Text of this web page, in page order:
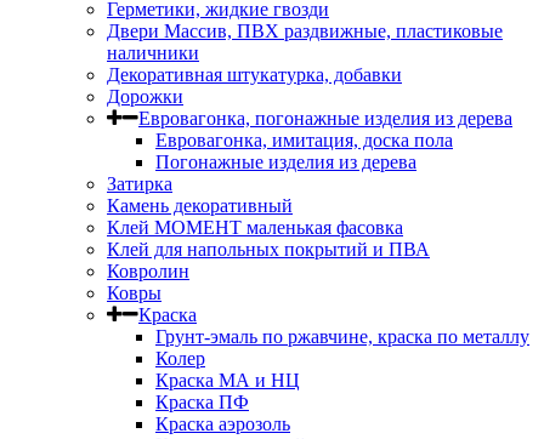
Герметики, жидкие гвозди
Двери Массив, ПВХ раздвижные, пластиковые
наличники
Декоративная штукатурка, добавки
Дорожки
Евровагонка, погонажные изделия из дерева
Евровагонка, имитация, доска пола
Погонажные изделия из дерева
Затирка
Камень декоративный
Клей МОМЕНТ маленькая фасовка
Клей для напольных покрытий и ПВА
Ковролин
Ковры
Краска
Грунт-эмаль по ржавчине, краска по металлу
Колер
Краска МА и НЦ
Краска ПФ
Краска аэрозоль